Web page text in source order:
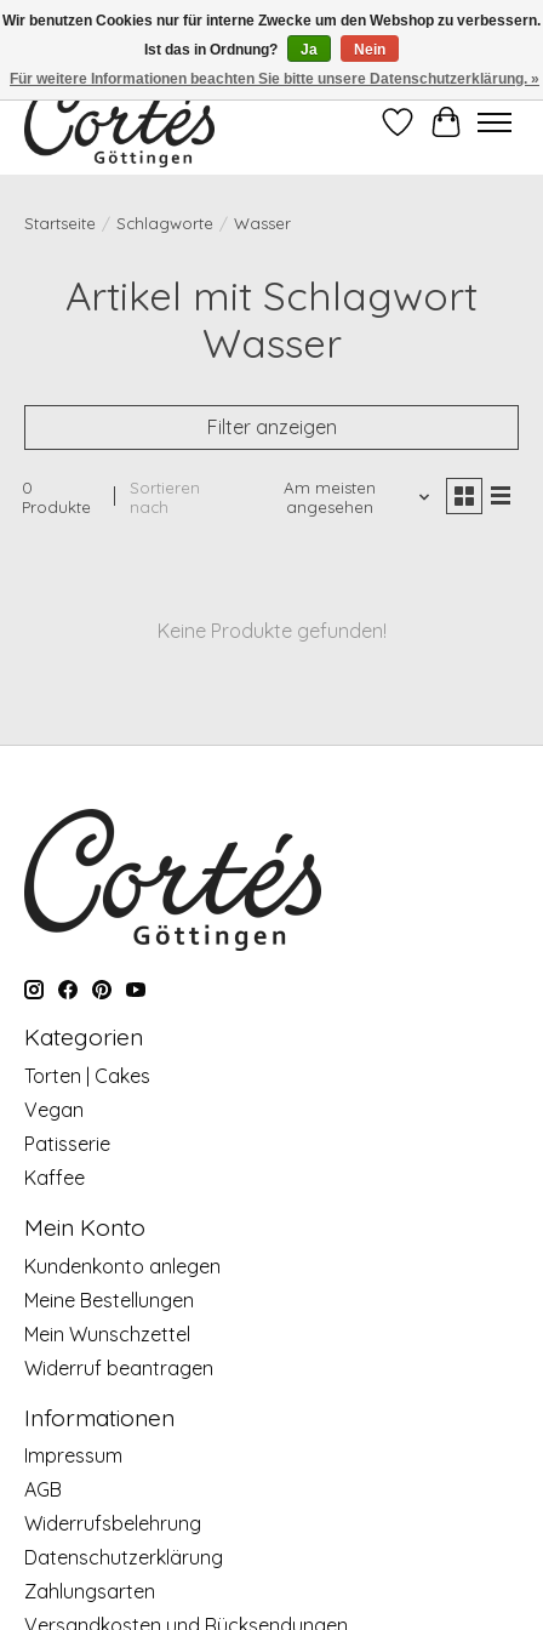
Eines der besten Cafés Deutschlands!
Wunschzettel
Ihr
Startseite / Schlagworte / Wasser
Artikel mit Schlagwort
Wasser
Filter anzeigen
0
Produkte
Sortieren
nach
Am meisten
angesehen
Keine Produkte gefunden!
Kategorien
Torten | Cakes
Vegan
Patisserie
Kaffee
Mein Konto
Kundenkonto anlegen
Meine Bestellungen
Mein Wunschzettel
Widerruf beantragen
Informationen
Impressum
AGB
Widerrufsbelehrung
Datenschutzerklärung
Zahlungsarten
Wir benutzen Cookies nur für interne Zwecke um den Webshop zu verbessern.
Ist das in Ordnung?
Ja
Nein
Für weitere Informationen beachten Sie bitte unsere Datenschutzerklärung. »